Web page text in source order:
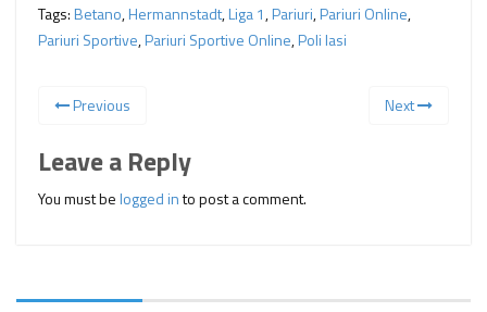
Tags:Betano,Hermannstadt,Liga 1,Pariuri,Pariuri Online,
Pariuri Sportive,Pariuri Sportive Online,Poli Iasi
Previous Next
Leave a Reply
You must belogged into post a comment.